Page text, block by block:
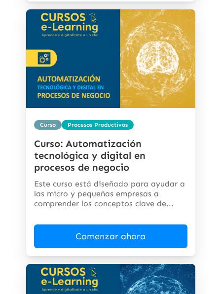
Curso Procesos Productivos
Curso: Automatización
tecnológica y digital en
procesos de negocio
Este curso está diseñado para ayudar a
las micro y pequeñas empresas a
comprender los conceptos clave de...
Comenzar ahora